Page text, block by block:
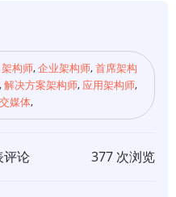
架构师,企业架构师,首席架构
,解决方案架构师, 应用架构师,
媒体,
论 377 次浏览